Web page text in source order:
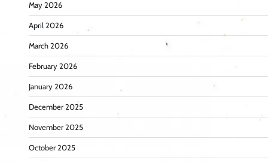
May 2026
April 2026
March 2026
February 2026
January 2026
December 2025
November 2025
October 2025